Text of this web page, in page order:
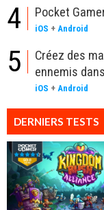
4 Pocket
iOS + Android
5
Créez des
ennemis
iOS + Android
DERNIERS TESTS